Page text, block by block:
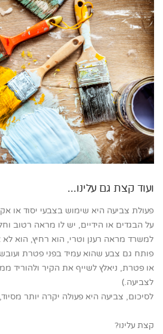
ועוד קצת גם עלינו...
פעולת צביעה היא שימוש בצבעי יסוד או
על הבגדים או הידיים, יש לו מראה רטוב
למשרד מראה רענן וטרי, הוא רחיץ, הוא לא
פותח גם צבע שהוא עמיד בפני פטרת
או פטרת, ניאלץ לשייף את הקיר ולהוריד
לצביעה.)
לסיכום, צביעה היא פעולה יקרה יותר
קצת עלינו?